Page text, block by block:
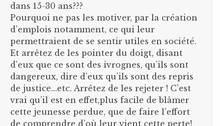
dans 15-30 ans???
Pourquoi ne pas les motiver, par la création
d’emplois notamment, ce qui leur
permettraient de se sentir utiles en société.
Et arrêtez de les pointer du doigt, disant
d’eux que ce sont des ivrognes, qu’ils sont
dangereux, dire d’eux qu’ils sont des repris
de justice…etc. Arrêtez de les rejeter ! C’est
vrai qu’il est en effet,plus facile de blâmer
cette jeunesse perdue, que de faire l’effort
de comprendre d’où leur vient cette perte!